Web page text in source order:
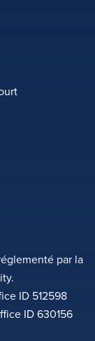
par la
ID 512598
ID 630156